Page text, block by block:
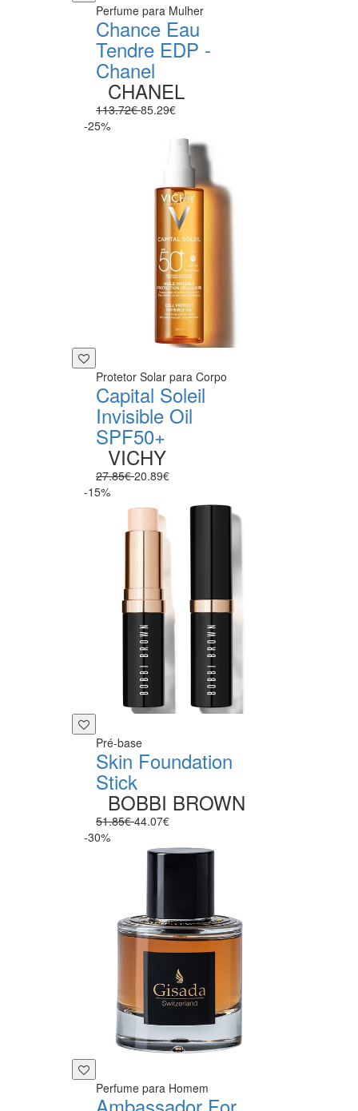
Perfume para Mulher
Chance Eau
Tendre EDP -
Chanel
CHANEL
113.72€85.29€
-25%
Protetor Solar para Corpo
Capital Soleil
Invisible Oil
SPF50+
VICHY
27.85€20.89€
-15%
Pré-base
Skin Foundation
Stick
BOBBI BROWN
51.85€44.07€
-30%
Perfume para Homem
Ambassador For